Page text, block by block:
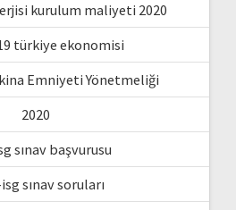
kurulum maliyeti 2020
türkiye ekonomisi
Emniyeti Yönetmeliği
2020
sınav başvurusu
sınav soruları